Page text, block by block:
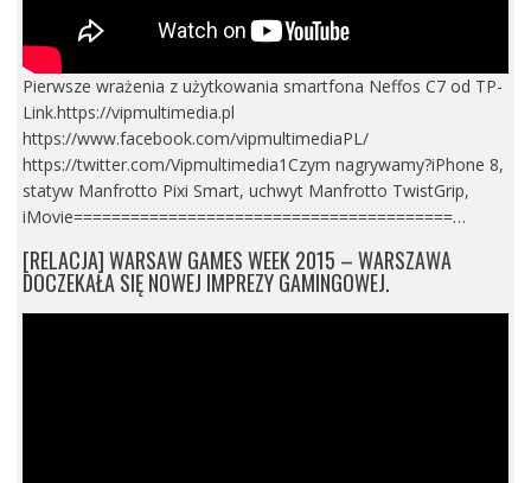
Pierwsze wrażenia z użytkowania smartfona Neffos C7 od TP-
Link.https://vipmultimedia.pl
https://www.facebook.com/vipmultimediaPL/
https://twitter.com/Vipmultimedia1Czym nagrywamy?iPhone 8,
statyw Manfrotto Pixi Smart, uchwyt Manfrotto TwistGrip,
iMovie========================================…
[RELACJA] WARSAW GAMES WEEK 2015 – WARSZAWA
DOCZEKAŁA SIĘ NOWEJ IMPREZY GAMINGOWEJ.